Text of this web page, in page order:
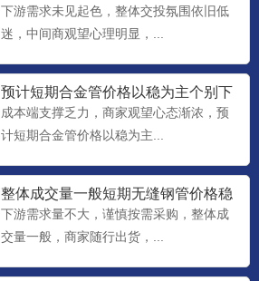
交尚可，预计短期合金管价格
下游需求未见起色，整体交投氛围依旧低
迷，中间商观望心理明显，...
预计短期合金管价格以稳为主个别下
调
成本端支撑乏力，商家观望心态渐浓，预
计短期合金管价格以稳为主...
整体成交量一般短期无缝钢管价格稳
中个调整理
下游需求量不大，谨慎按需采购，整体成
交量一般，商家随行出货，...